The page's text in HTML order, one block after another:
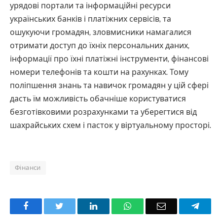
урядові портали та інформаційні ресурси
українських банків і платіжних сервісів, та
ошукуючи громадян, зловмисники намагалися
отримати доступ до їхніх персональних даних,
інформації про їхні платіжні інструменти, фінансові
номери телефонів та кошти на рахунках. Тому
поліпшення знань та навичок громадян у цій сфері
дасть їм можливість обачніше користуватися
безготівковими розрахунками та уберегтися від
шахрайських схем і пасток у віртуальному просторі.
Фінанси
Facebook LinkedInWhatsAppEmail